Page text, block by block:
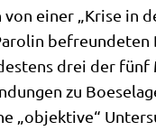
von einer „Kri­se in
befreun­de­ten
drei der
zu
„objek­ti­ve“